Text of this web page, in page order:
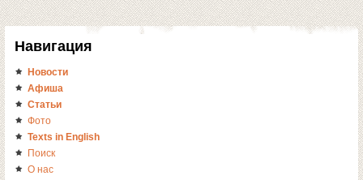
Навигация
Новости
Афиша
Статьи
Фото
Texts in English
Поиск
О нас